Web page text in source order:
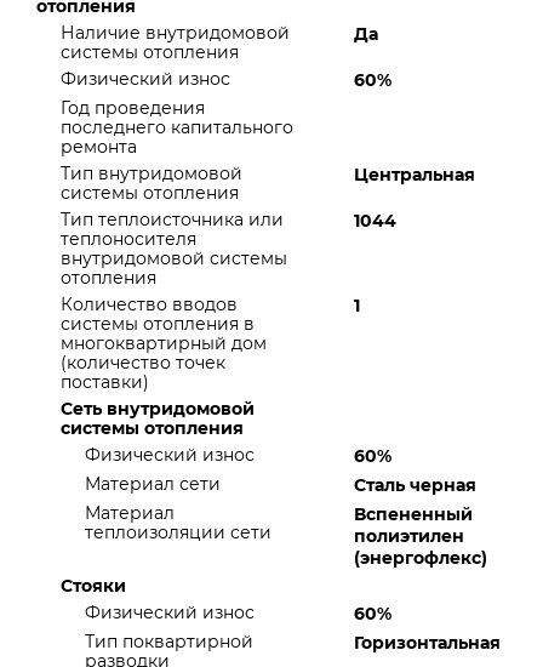
отопления
Наличие внутридомовой
системы отопления
Да
Физический износ
60%
Год проведения
последнего капитального
ремонта
Тип внутридомовой
системы отопления
Центральная
Тип теплоисточника или
теплоносителя
внутридомовой системы
отопления
1044
Количество вводов
системы отопления в
многоквартирный дом
(количество точек
поставки)
1
Сеть внутридомовой
системы отопления
Физический износ
60%
Материал сети
Сталь черная
Материал
теплоизоляции сети
Вспененный
полиэтилен
(энергофлекс)
Стояки
Физический износ
60%
Тип поквартирной
разводки
Горизонтальная